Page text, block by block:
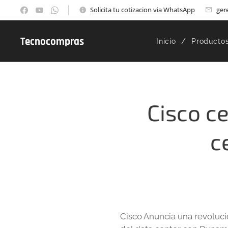
Solicita tu cotizacion via WhatsApp
Tecnocompras Inicio
Cisco
Cisco Anuncia una